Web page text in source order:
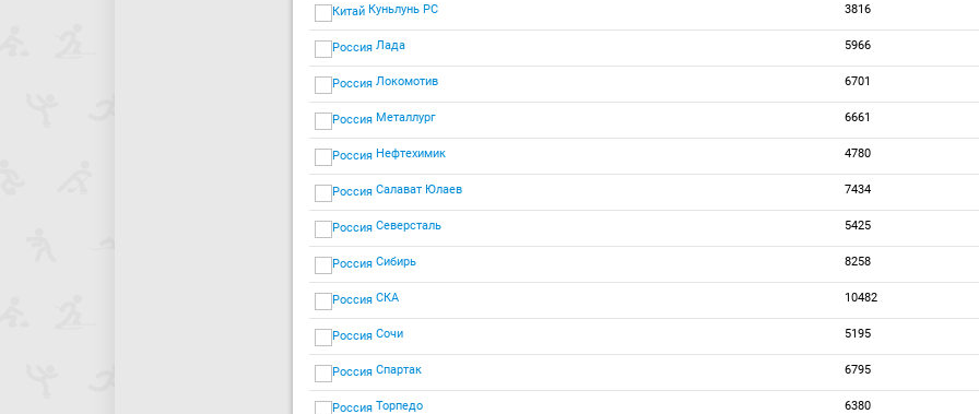
Куньлунь РС 3816
Лада 5966
Локомотив 6701
Металлург 6661
Нефтехимик 4780
Салават Юлаев 7434
Северсталь 5425
Сибирь 8258
СКА 10482
Сочи 5195
Спартак 6795
Торпедо 6380